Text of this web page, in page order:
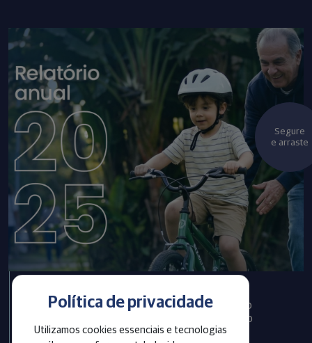
Política de privacidade
Utilizamos cookies essenciais e tecnologias
Infraprev publica Relatório
Anual com informações do
exercício 2025
Segure
e arraste